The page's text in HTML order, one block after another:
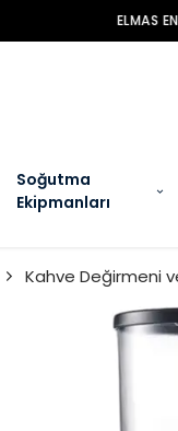
ELMAS
Soğutma
Ekipmanları
Kahve Değirmeni